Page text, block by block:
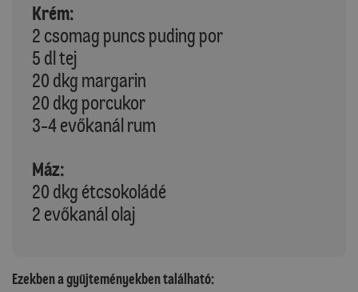
Krém:
2 csomag puncs puding por
5 dl tej
20 dkg margarin
20 dkg porcukor
3-4 evőkanál rum
Máz:
20 dkg étcsokoládé
2 evőkanál olaj
Ezekben a gyűjteményekben található: